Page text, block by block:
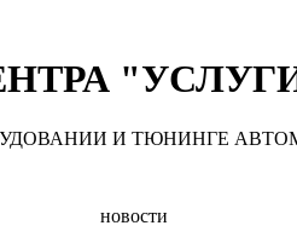
И ТЮНИНГЕ
новости